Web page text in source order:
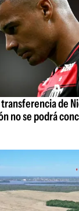
de
no se podrá